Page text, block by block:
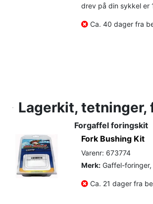
drev på din sykkel er
Ca. 40 dager fra
Lagerkit, tetninger,
Forgaffel foringskit
Fork Bushing Kit
Varenr: 673774
Merk: Gaffel-
Ca. 21 dager fra